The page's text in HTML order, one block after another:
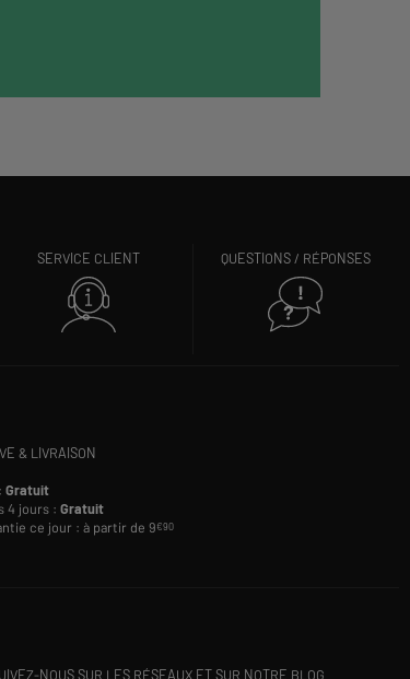
SERVICE CLIENT QUESTIONS / RÉPONSES
& LIVRAISON
Gratuit
4 jours :Gratuit
ce jour : à partir de 9€90
NOUS SUR LES RÉSEAUX ET SUR NOTRE BLOG